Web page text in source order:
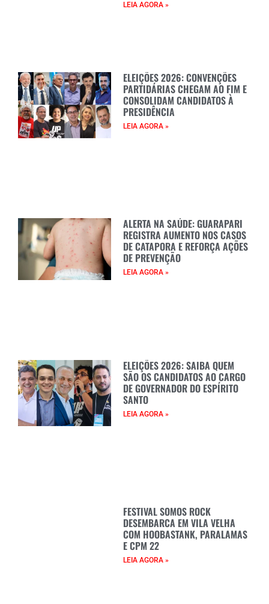
LEIA AGORA »
ELEIÇÕES 2026: CONVENÇÕES
PARTIDÁRIAS CHEGAM AO FIM E
CONSOLIDAM CANDIDATOS À
PRESIDÊNCIA
LEIA AGORA »
ALERTA NA SAÚDE: GUARAPARI
REGISTRA AUMENTO NOS CASOS
DE CATAPORA E REFORÇA AÇÕES
DE PREVENÇÃO
LEIA AGORA »
ELEIÇÕES 2026: SAIBA QUEM
SÃO OS CANDIDATOS AO CARGO
DE GOVERNADOR DO ESPÍRITO
SANTO
LEIA AGORA »
FESTIVAL SOMOS ROCK
DESEMBARCA EM VILA VELHA
COM HOOBASTANK, PARALAMAS
E CPM 22
LEIA AGORA »